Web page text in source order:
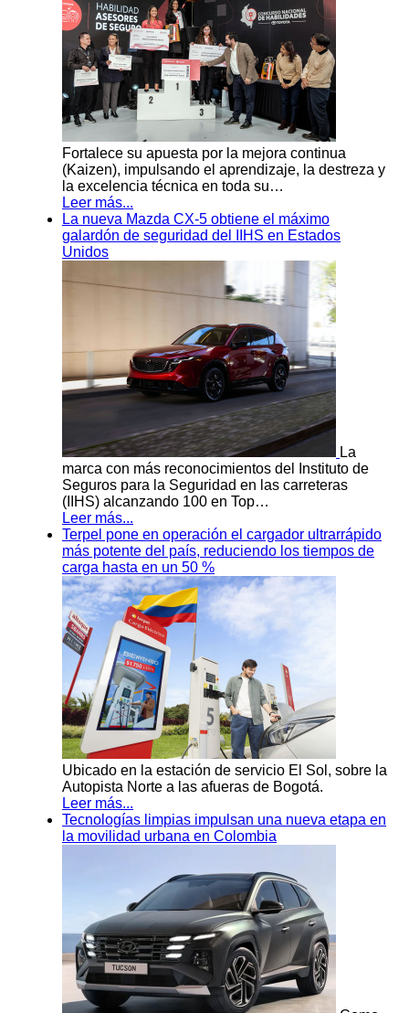
Fortalece su apuesta por la mejora continua
(Kaizen), impulsando el aprendizaje, la destreza y
la excelencia técnica en toda su…
Leer más...
La nueva Mazda CX-5 obtiene el máximo
galardón de seguridad del IIHS en Estados
Unidos
La
marca con más reconocimientos del Instituto de
Seguros para la Seguridad en las carreteras
(IIHS) alcanzando 100 en Top…
Leer más...
Terpel pone en operación el cargador ultrarrápido
más potente del país, reduciendo los tiempos de
carga hasta en un 50 %
Ubicado en la estación de servicio El Sol, sobre la
Autopista Norte a las afueras de Bogotá.
Leer más...
Tecnologías limpias impulsan una nueva etapa en
la movilidad urbana en Colombia